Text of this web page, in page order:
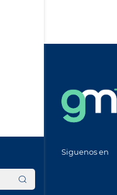
Siguenos en